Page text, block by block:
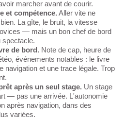
marcher avant de courir.
et compétence. Aller vite ne
La gîte, le bruit, la vitesse
— mais un bon chef de bord
spectacle.
de bord. Note de cap, heure de
événements notables : le livre
navigation et une trace légale. Trop
après un seul stage. Un stage
— pas une arrivée. L'autonomie
après navigation, dans des
variées.